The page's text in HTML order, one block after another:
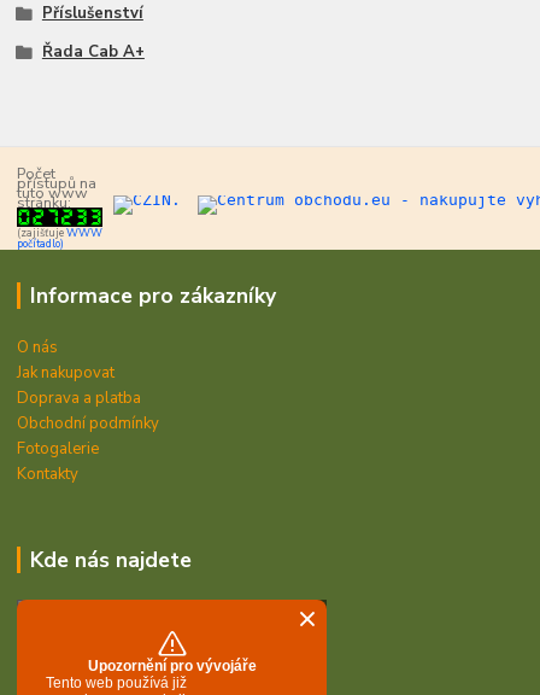
Příslušenství
Řada Cab A+
Počet
přístupů na
tuto www
stránku:
(zajišťujeWWW
počítadlo)
Informace pro zákazníky
O nás
Jak nakupovat
Doprava a platba
Obchodní podmínky
Fotogalerie
Kontakty
Kde nás najdete